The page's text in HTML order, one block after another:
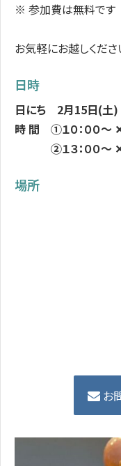
※ 参加費は無料です
お気軽にお越しくださ
日時
日にち 2月15日(土)
時 間 ①１０：００～
②１３：００～ ✕
場所
お